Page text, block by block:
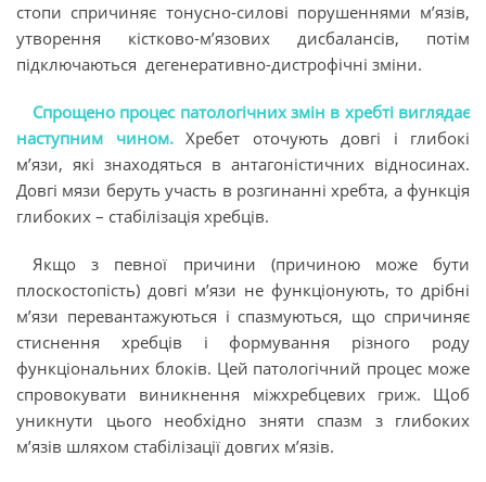
стопи спричиняє тонусно-силові порушеннями м’язів,
утворення кістково-м’язових дисбалансів, потім
підключаються дегенеративно-дистрофічні зміни.
Спрощено процес патологічних змін в хребті виглядає
наступним чином. Хребет оточують довгі і глибокі
м’язи, які знаходяться в антагоністичних відносинах.
Довгі мязи беруть участь в розгинанні хребта, а функція
глибоких – стабілізація хребців.
Якщо з певної причини (причиною може бути
плоскостопість) довгі м’язи не функціонують, то дрібні
м’язи перевантажуються і спазмуються, що спричиняє
стиснення хребців і формування різного роду
функціональних блоків. Цей патологічний процес може
спровокувати виникнення міжхребцевих гриж. Щоб
уникнути цього необхідно зняти спазм з глибоких
м’язів шляхом стабілізації довгих м’язів.